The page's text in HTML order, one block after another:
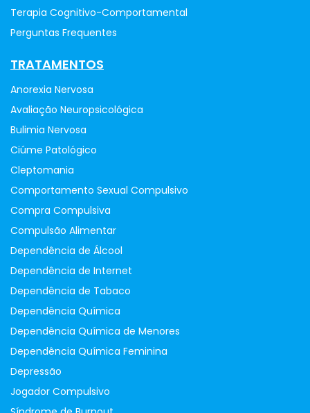
Terapia Cognitivo-Comportamental
Perguntas Frequentes
TRATAMENTOS
Anorexia Nervosa
Avaliação Neuropsicológica
Bulimia Nervosa
Ciúme Patológico
Cleptomania
Comportamento Sexual Compulsivo
Compra Compulsiva
Compulsão Alimentar
Dependência de Álcool
Dependência de Internet
Dependência de Tabaco
Dependência Química
Dependência Química de Menores
Dependência Química Feminina
Depressão
Jogador Compulsivo